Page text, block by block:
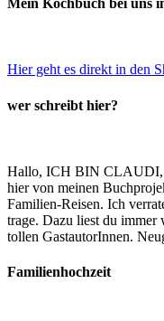
Mein Kochbuch bei uns
Hier geht es direkt in den
wer schreibt hier?
Hallo, ICH BIN CLAUDI,
hier von meinen
Familien-Reisen. Ich
trage. Dazu liest du immer
tollen GastautorInnen.
Familienhochzeit